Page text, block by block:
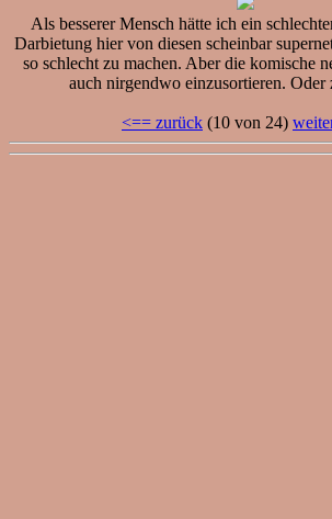
Als besserer Mensch hätte ich ein
Darbietung hier von diesen scheinbar
so schlecht zu machen. Aber die komische
auch nirgendwo einzusortieren. Oder
<== zurück (10 von 24)